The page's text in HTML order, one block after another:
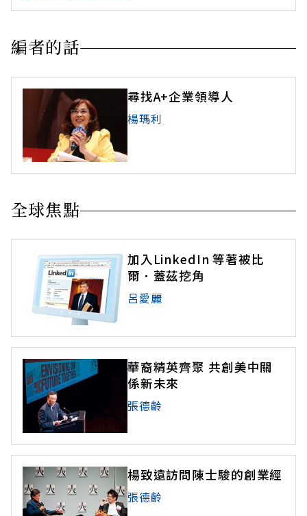
編者的話
尋找A+企業領導人
楊瑪利
全球焦點
加入LinkedIn 等著被比
爾．蓋茲挖角
呂愛麗
華裔精英齊聚 共創美中關
係新未來
張德齡
楊致遠訪問陳士駿的創業經
張德齡